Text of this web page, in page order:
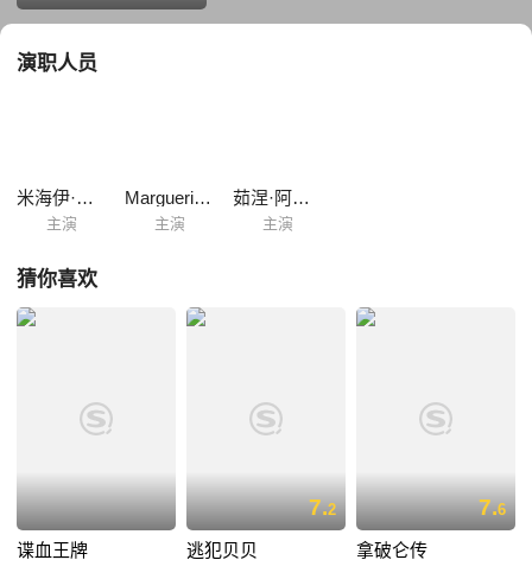
演职人员
米海伊·巴林
主演
Marguerite Pierry
主演
茹涅·阿斯托尔
主演
猜你喜欢
谍血王牌
7.2
逃犯贝贝
7.6
拿破仑传